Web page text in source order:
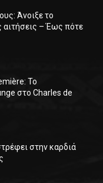
Άνοιξε το
αιτήσεις – Έως πότε
Το
στο Charles de
στην καρδιά